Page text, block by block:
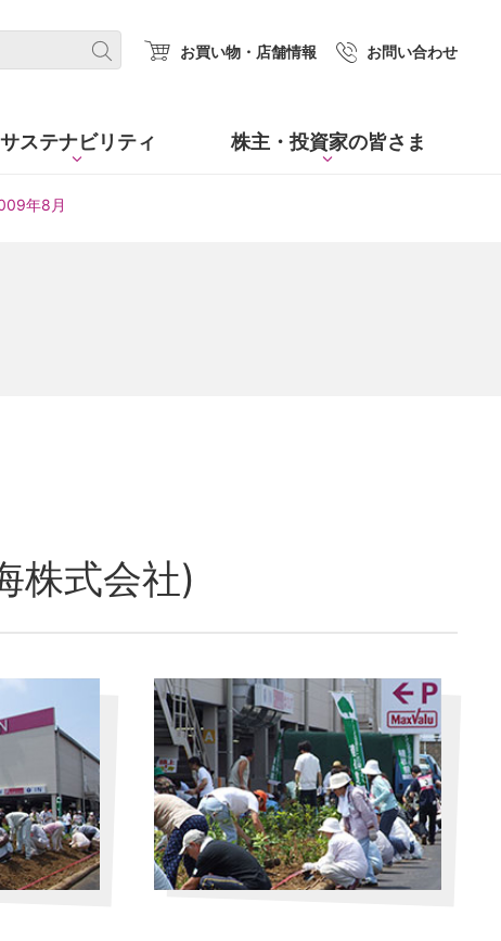
サステナビリティ 株主・投資家の皆さま
お買い物・店舗情報 (new window.)
お問い合わせ
年8月
株式会社)